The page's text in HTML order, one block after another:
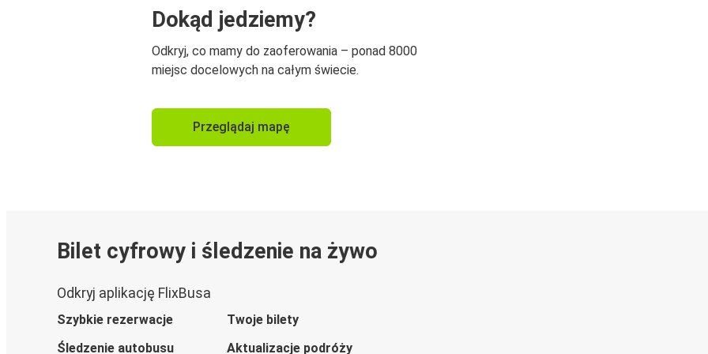
Dokąd jedziemy?
Odkryj, co mamy do zaoferowania – ponad 8000
miejsc docelowych na całym świecie.
Przeglądaj mapę
Bilet cyfrowy i śledzenie na żywo
Odkryj aplikację FlixBusa
Szybkie rezerwacje
Twoje bilety
Śledzenie autobusu
Aktualizacje podróży